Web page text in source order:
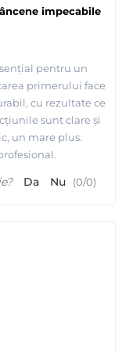
impecabile
pentru un
primerului face
cu rezultate ce
sunt clare și
un mare plus.
Da Nu (0/0)